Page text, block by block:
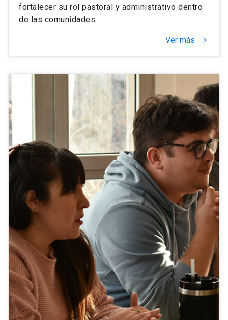
fortalecer su rol pastoral y administrativo dentro
de las comunidades.
Ver más keyboard_arrow_right